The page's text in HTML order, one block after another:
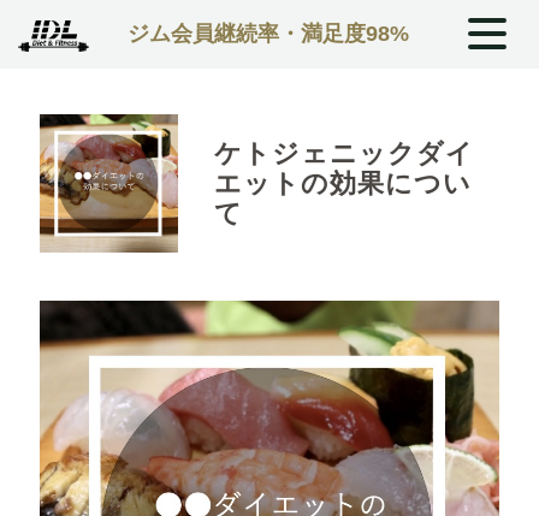
ジム会員継続率・満足度98%
ケトジェニックダイ
エットの効果につい
て